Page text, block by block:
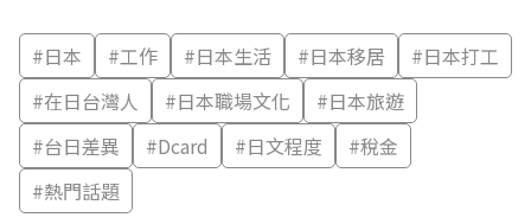
#日本 #工作 #日本生活 #日本移居 #日本打工
#在日台灣人 #日本職場文化 #日本旅遊
#台日差異 #Dcard #日文程度 #稅金
#熱門話題